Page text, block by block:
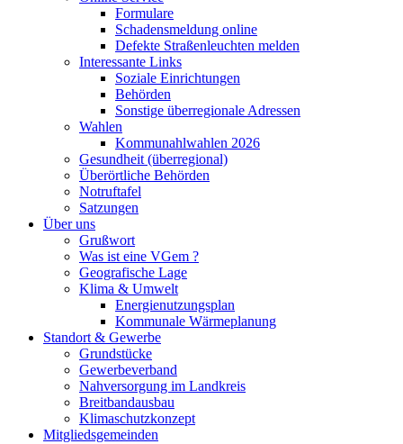
Formulare
Schadensmeldung online
Defekte Straßenleuchten melden
Interessante Links
Soziale Einrichtungen
Behörden
Sonstige überregionale Adressen
Wahlen
Kommunahlwahlen 2026
Gesundheit (überregional)
Überörtliche Behörden
Notruftafel
Satzungen
Über uns
Grußwort
Was ist eine VGem ?
Geografische Lage
Klima & Umwelt
Energienutzungsplan
Kommunale Wärmeplanung
Standort & Gewerbe
Grundstücke
Gewerbeverband
Nahversorgung im Landkreis
Breitbandausbau
Klimaschutzkonzept
Mitgliedsgemeinden